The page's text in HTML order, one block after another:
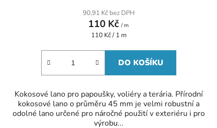
90,91 Kč bez DPH
110 Kč / m
Měrná
110 Kč / 1 m
DO KOŠÍKU
Kokosové lano pro papoušky, voliéry a terária. Přírodní
kokosové lano o průměru 45 mm je velmi robustní a
odolné lano určené pro náročné použití v exteriéru i pro
výrobu...